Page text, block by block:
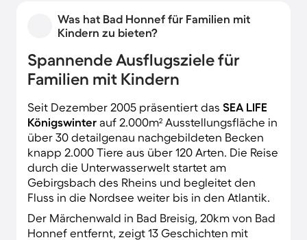
Was hat Bad Honnef für Familien mit
Kindern zu bieten?
Spannende Ausflugsziele für
Familien mit Kindern
Seit Dezember 2005 präsentiert das SEA LIFE
Königswinter auf 2.000m² Ausstellungsfläche in
über 30 detailgenau nachgebildeten Becken
knapp 2.000 Tiere aus über 120 Arten. Die Reise
durch die Unterwasserwelt startet am
Gebirgsbach des Rheins und begleitet den
Fluss in die Nordsee weiter bis in den Atlantik.
Der Märchenwald in Bad Breisig, 20km von Bad
Honnef entfernt, zeigt 13 Geschichten mit